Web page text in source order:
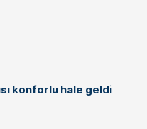
konforlu hale geldi